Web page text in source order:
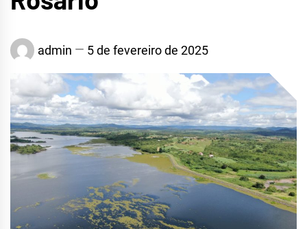
admin 5 de fevereiro de 2025